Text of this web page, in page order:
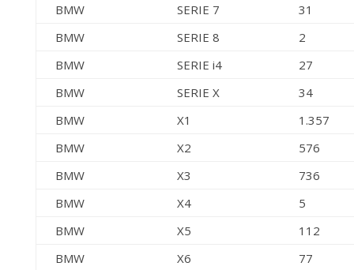
BMW
SERIE 7
31
BMW
SERIE 8
2
BMW
SERIE i4
27
BMW
SERIE X
34
BMW
X1
1.357
BMW
X2
576
BMW
X3
736
BMW
X4
5
BMW
X5
112
BMW
X6
77